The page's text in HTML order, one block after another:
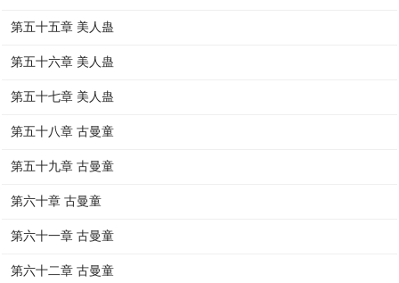
第五十五章 美人蛊
第五十六章 美人蛊
第五十七章 美人蛊
第五十八章 古曼童
第五十九章 古曼童
第六十章 古曼童
第六十一章 古曼童
第六十二章 古曼童